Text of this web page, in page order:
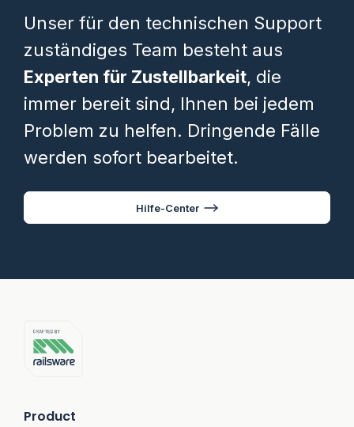
Unser für den technischen Support
zuständiges Team besteht aus
Experten für Zustellbarkeit, die
immer bereit sind, Ihnen bei jedem
Problem zu helfen. Dringende Fälle
werden sofort bearbeitet.
Hilfe-Center
Product